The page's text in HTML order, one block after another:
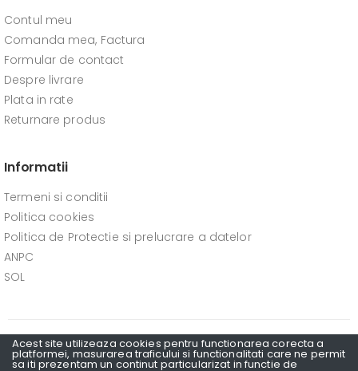
Acest site utilizeaza cookies pentru functionarea corecta a
platformei, masurarea traficului si functionalitati care ne permit
sa iti prezentam un continut particularizat in functie de
Contul meu
Comanda mea, Factura
Formular de contact
Despre livrare
Plata in rate
Returnare produs
Informatii
Termeni si conditii
Politica cookies
Politica de Protectie si prelucrare a datelor
ANPC
SOL